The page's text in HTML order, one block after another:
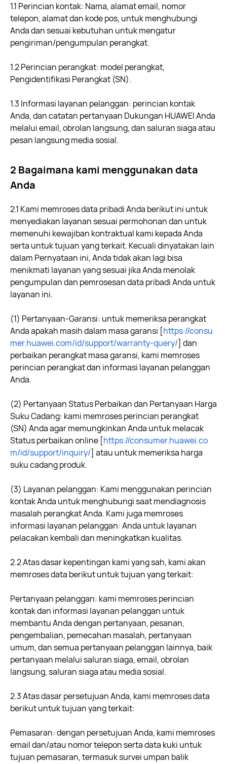
1.1 Perincian kontak: Nama, alamat email, nomor
telepon, alamat dan kode pos, untuk menghubungi
Anda dan sesuai kebutuhan untuk mengatur
pengiriman/pengumpulan perangkat.
1.2 Perincian perangkat: model perangkat,
Pengidentifikasi Perangkat (SN).
1.3 Informasi layanan pelanggan: perincian kontak
Anda, dan catatan pertanyaan Dukungan HUAWEI Anda
melalui email, obrolan langsung, dan saluran siaga atau
pesan langsung media sosial.
2 Bagaimana kami menggunakan data
Anda
2.1 Kami memroses data pribadi Anda berikut ini untuk
menyediakan layanan sesuai permohonan dan untuk
memenuhi kewajiban kontraktual kami kepada Anda
serta untuk tujuan yang terkait. Kecuali dinyatakan lain
dalam Pernyataan ini, Anda tidak akan lagi bisa
menikmati layanan yang sesuai jika Anda menolak
pengumpulan dan pemrosesan data pribadi Anda untuk
layanan ini.
(1) Pertanyaan-Garansi: untuk memeriksa perangkat
Anda apakah masih dalam masa garansi [https://consu
mer.huawei.com/id/support/warranty-query/] dan
perbaikan perangkat masa garansi, kami memroses
perincian perangkat dan informasi layanan pelanggan
Anda.
(2) Pertanyaan Status Perbaikan dan Pertanyaan Harga
Suku Cadang: kami memroses perincian perangkat
(SN) Anda agar memungkinkan Anda untuk melacak
Status perbaikan online [https://consumer.huawei.co
m/id/support/inquiry/] atau untuk memeriksa harga
suku cadang produk.
(3) Layanan pelanggan: Kami menggunakan perincian
kontak Anda untuk menghubungi saat mendiagnosis
masalah perangkat Anda. Kami juga memroses
informasi layanan pelanggan: Anda untuk layanan
pelacakan kembali dan meningkatkan kualitas.
2.2 Atas dasar kepentingan kami yang sah, kami akan
memroses data berikut untuk tujuan yang terkait:
Pertanyaan pelanggan: kami memroses perincian
kontak dan informasi layanan pelanggan untuk
membantu Anda dengan pertanyaan, pesanan,
pengembalian, pemecahan masalah, pertanyaan
umum, dan semua pertanyaan pelanggan lainnya, baik
pertanyaan melalui saluran siaga, email, obrolan
langsung, saluran siaga atau media sosial.
2.3 Atas dasar persetujuan Anda, kami memroses data
berikut untuk tujuan yang terkait:
Pemasaran: dengan persetujuan Anda, kami memroses
email dan/atau nomor telepon serta data kuki untuk
tujuan pemasaran, termasuk survei umpan balik